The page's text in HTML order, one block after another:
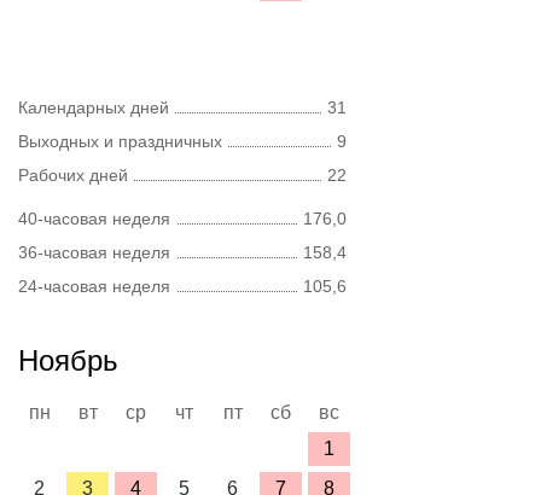
Календарных дней
31
Выходных и праздничных
9
Рабочих дней
22
40-часовая неделя
176,0
36-часовая неделя
158,4
24-часовая неделя
105,6
Ноябрь
пн вт ср чт пт сб
вс
1
2
3 4 5 6 7 8